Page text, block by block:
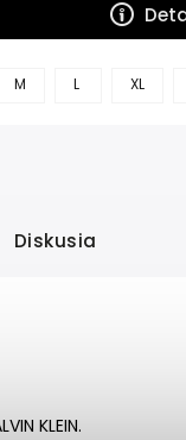
M L XL
Diskusia
KLEIN.